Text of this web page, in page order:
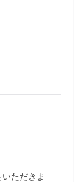
ただきま